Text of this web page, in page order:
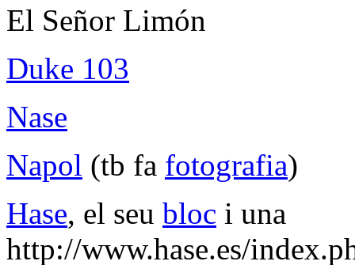
El Señor Limón
Duke 103
Nase
Napol (tb fa fotografia)
Hase, el seu bloc i una
http://www.hase.es/